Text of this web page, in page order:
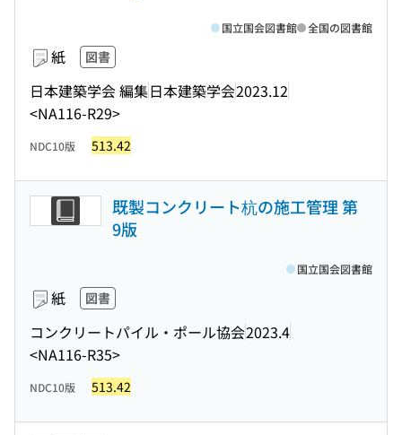
紙 図書
日本建築学会 編集日本建築学会2023.12
<NA116-R29>
国立国会図書館 全国の図書館
NDC10版 513.42
既製コンクリート杭の施工管理 第
9版
紙 図書
コンクリートパイル・ポール協会2023.4
<NA116-R35>
国立国会図書館
NDC10版 513.42